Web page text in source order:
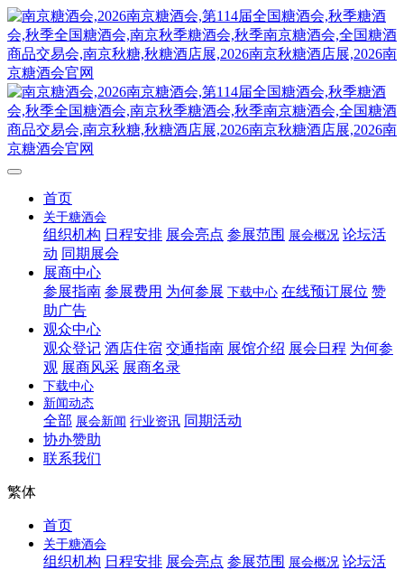
首页
关于糖酒会
组织机构 日程安排 展会亮点 参展范围 展会概况 论坛活
动 同期展会
展商中心
参展指南 参展费用 为何参展 下载中心 在线预订展位 赞
助广告
观众中心
观众登记 酒店住宿 交通指南 展馆介绍 展会日程 为何参
观 展商风采 展商名录
下载中心
新闻动态
全部 展会新闻 行业资讯 同期活动
协办赞助
联系我们
繁体
首页
关于糖酒会
组织机构 日程安排 展会亮点 参展范围 展会概况 论坛活